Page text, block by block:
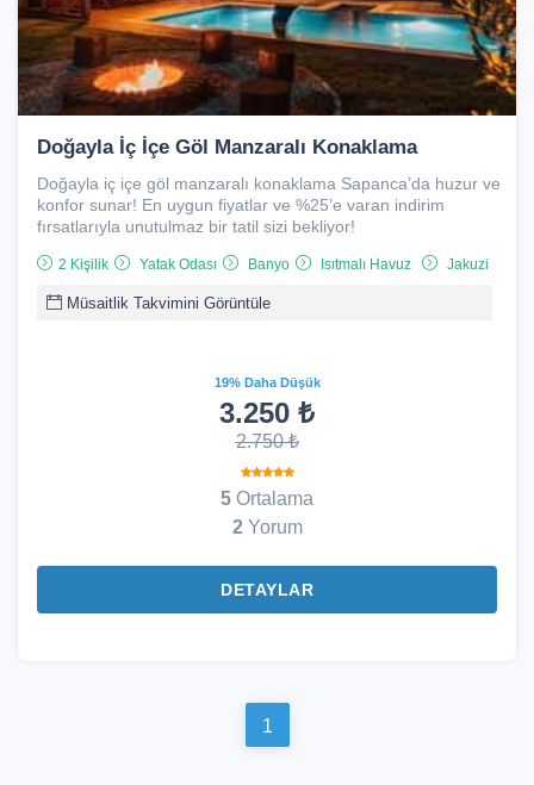
Doğayla İç İçe Göl Manzaralı Konaklama
Doğayla iç içe göl manzaralı konaklama Sapanca’da huzur ve
konfor sunar! En uygun fiyatlar ve %25’e varan indirim
fırsatlarıyla unutulmaz bir tatil sizi bekliyor!
2 Kişilik Yatak Odası Banyo Isıtmalı Havuz Jakuzi
Müsaitlik Takvimini Görüntüle
19% Daha Düşük
3.250 ₺
2.750 ₺
5 Ortalama
2Yorum
DETAYLAR
1